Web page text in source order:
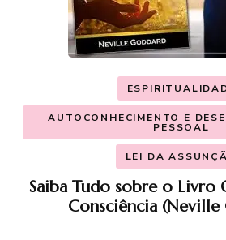
AUTOCONHECIMENTO E
PESSOAL
LEI DA
Saiba Tudo sobre o Livro
Consciência (Neville